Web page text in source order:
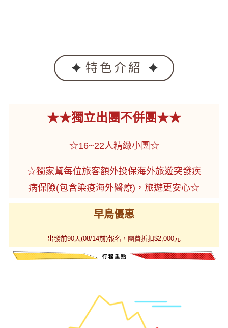
特色介紹
★★獨立出團不併團★★
☆16~22人精緻小團☆
☆獨家幫每位旅客額外投保海外旅遊突發疾
病保險(包含染疫海外醫療)，旅遊更安心☆
早鳥優惠
出發前90天(08/14前)報名，團費折扣$2,000元